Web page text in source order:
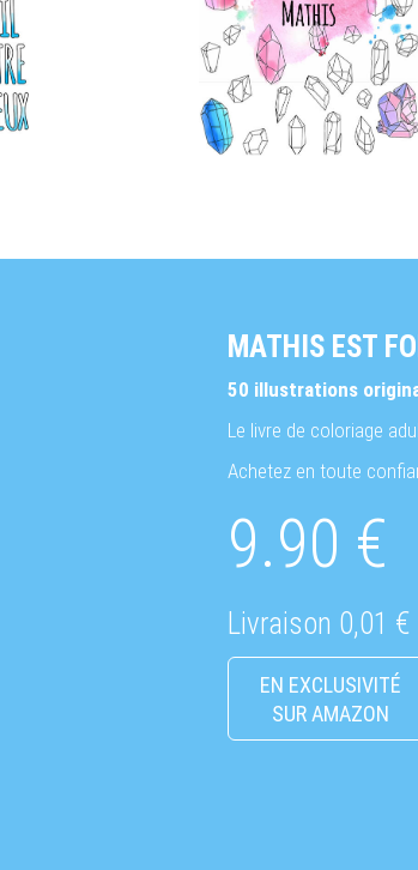
MATHIS EST
50 illustrations
Le livre de coloriage
Achetez en toute
9.90 €
Livraison 0,01 €
EN EXCLUSIVITÉ
SUR AMAZON